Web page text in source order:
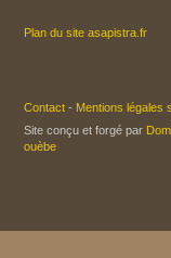
Plan du site asapistra.fr
Contact - Mentions légales
Site conçu et forgé par
ouèbe